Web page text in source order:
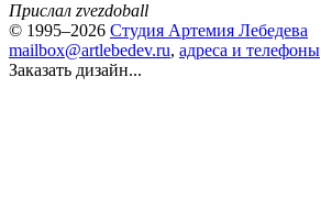
Прислал zvezdoball
© 1995–2026 Студия Артемия Лебедева
mailbox@artlebedev.ru, адреса и телефоны
Заказать дизайн...